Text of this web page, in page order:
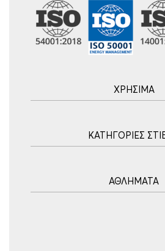
ΧΡΗΣΙΜΑ
Blog
Τρόποι
ΚΑΤΗΓΟΡΙΕΣ
Σφυροβολία
ΑΘΛΗΜΑΤΑ